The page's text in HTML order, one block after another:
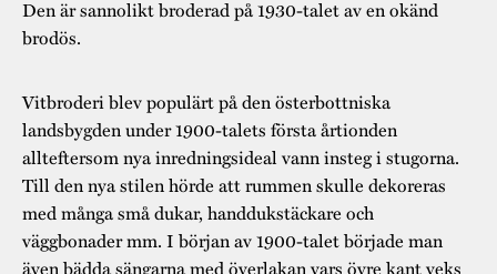
Den är sannolikt broderad på 1930-talet av en okänd
brodös.
Vitbroderi blev populärt på den österbottniska
landsbygden under 1900-talets första årtionden
allteftersom nya inredningsideal vann insteg i stugorna.
Till den nya stilen hörde att rummen skulle dekoreras
med många små dukar, handdukstäckare och
väggbonader mm. I början av 1900-talet började man
även bädda sängarna med överlakan vars övre kant veks